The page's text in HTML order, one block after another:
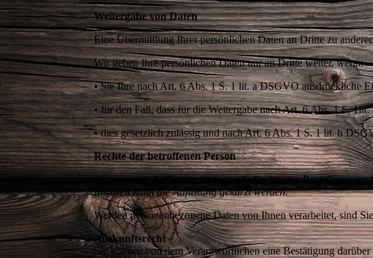
Weitergabe von Daten
Eine Übermittlung Ihrer persönlichen Daten an Dritte zu
Wir geben Ihre persönlichen Daten nur an Dritte weiter, wenn:
• Sie Ihre nach Art. 6 Abs. 1 S. 1 lit. a DSGVO ausdrückliche
• für den Fall, dass für die Weitergabe nach Art. 6 Abs. 1 S.
• dies gesetzlich zulässig und nach Art. 6 Abs. 1 S. 1 lit. b
Rechte der betroffenen Person
Die folgende Auflistung umfasst alle Rechte der Betroffenen
Insoweit kann die Auflistung gekürzt werden.
Werden personenbezogene Daten von Ihnen verarbeitet, sind
Auskunftsrecht
Sie können von dem Verantwortlichen eine Bestätigung